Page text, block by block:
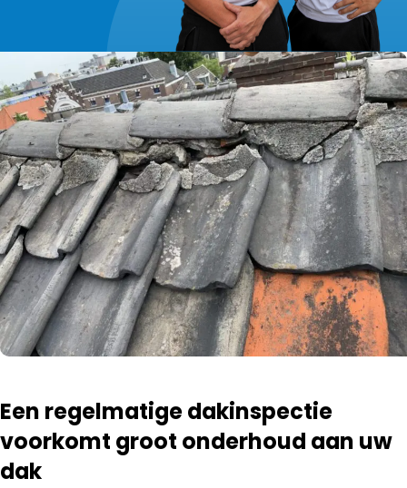
Een regelmatige dakinspectie
voorkomt groot onderhoud aan uw
dak